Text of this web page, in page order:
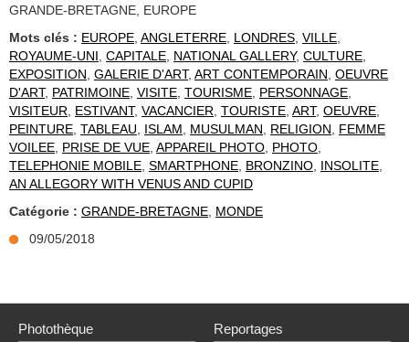
GRANDE-BRETAGNE, EUROPE
Mots clés : EUROPE ANGLETERRE LONDRES VILLE
ROYAUME-UNI CAPITALE NATIONAL GALLERY, CULTURE
EXPOSITION GALERIE D'ART, ART CONTEMPORAIN OEUVRE
D'ART, PATRIMOINE VISITE TOURISME PERSONNAGE
VISITEUR
ESTIVANT, VACANCIER TOURISTE ART, OEUVRE
PEINTURE TABLEAU ISLAM MUSULMAN RELIGION
FEMME
VOILEE PRISE DE VUE APPAREIL PHOTO PHOTO
TELEPHONIE MOBILE SMARTPHONE BRONZINO INSOLITE
AN ALLEGORY WITH VENUS AND CUPID
Catégorie : GRANDE-BRETAGNE MONDE
09/05/2018
Photothèque Reportages